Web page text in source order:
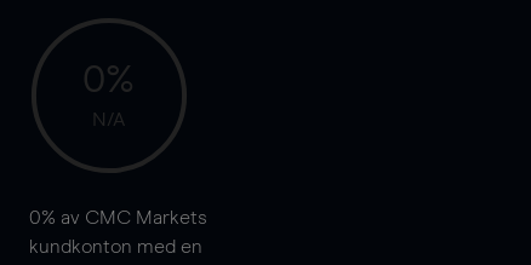
0%
N/A
0% av CMC Markets
kundkonton med en